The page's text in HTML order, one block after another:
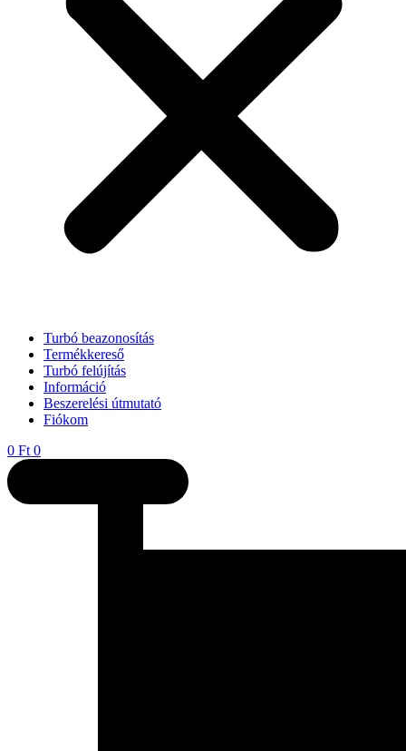
Turbó beazonosítás
Termékkereső
Turbó felújítás
Információ
Beszerelési útmutató
Fiókom
0 Ft 0